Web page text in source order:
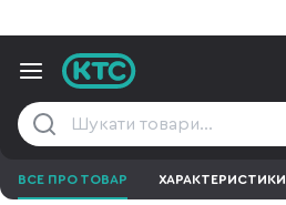
ВСЕ ПРО ТОВАР ХАРАКТЕРИСТИКИ